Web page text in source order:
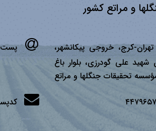
و مراتع کشور
تهران­-كرج، خروجی پیكانشهر،
شهید علی گودرزی، بلوار باغ
تحقیقات جنگلها و مراتع
پست